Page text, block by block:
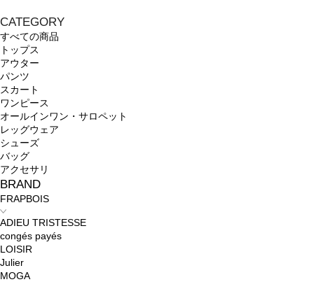
CATEGORY
すべての商品
トップス
アウター
パンツ
スカート
ワンピース
オールインワン・サロペット
レッグウェア
シューズ
バッグ
アクセサリ
BRAND
FRAPBOIS
ADIEU TRISTESSE
congés payés
LOISIR
Julier
MOGA